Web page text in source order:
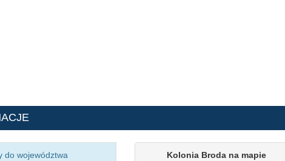
do województwa
Kolonia Broda na mapie